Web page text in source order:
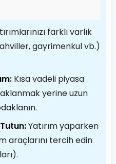
farklı varlık
gayrimenkul vb.)
Kısa vadeli piyasa
yerine uzun
Yatırım yaparken
araçlarını tercih edin